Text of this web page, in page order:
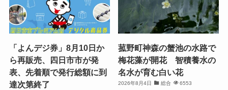
「よんデジ券」8月10日か
ら再販売、四日市市が発
表、先着順で発行総額に到
達次第終了
菰野町神森の蟹池の水路で
梅花藻が開花 智積養水の
名水が育む白い花
2026年8月4日 総合 6553